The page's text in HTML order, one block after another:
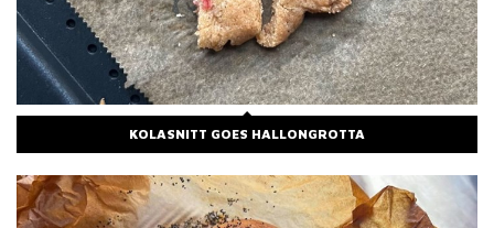
KOLASNITT GOES HALLONGROTTA